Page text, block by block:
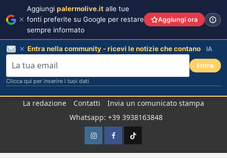
La redazione Contatti
Invia un comunicato stampa
Whatsapp: +39 3938163848
InstagramFacebook
TikTok
Aggiungi palermolive.it alle tue
fonti preferite su Google per restare
sempre informato
Aggiungi ora
Entra nella community - ricevi le notizie che contano IA
Entra
Clicca qui per inserire i tuoi dati